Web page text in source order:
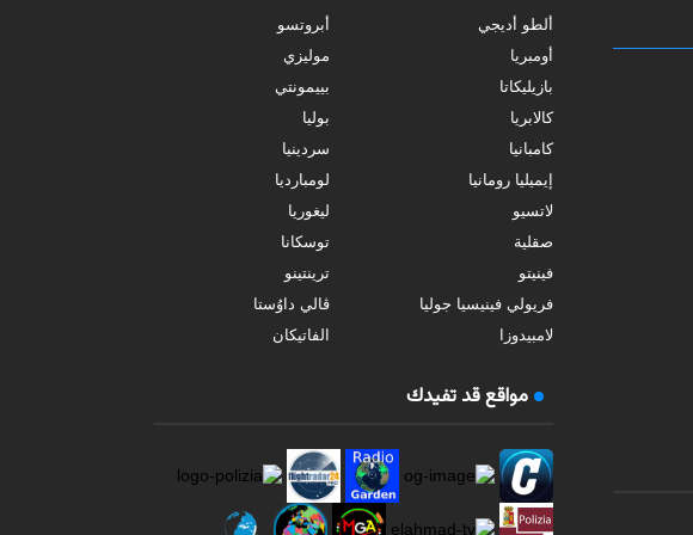
ألطو أديجي
أبروتسو
أومبريا
موليزي
بازيليكاتا
بييمونتي
كالابريا
بوليا
كامبانيا
سردينيا
إيميليا رومانيا
لومبارديا
لاتسيو
ليغوريا
صقلية
توسكانا
فينيتو
ترينتينو
فريولي فينيسيا جوليا
ڤالي داوُستا
لامبيدوزا
الفاتيكان
مواقع قد تفيدك